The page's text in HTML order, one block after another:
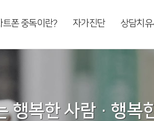
트폰 중독이란? 자가진단 상담치유
행복한 사람 · 행복